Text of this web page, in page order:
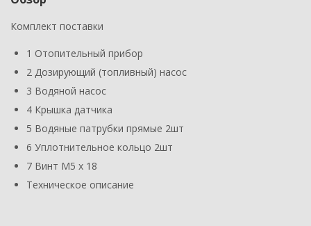
Комплект поставки
1 Отопительный прибор
2 Дозирующий (топливный) насос
3 Водяной насос
4 Крышка датчика
5 Водяные патрубки прямые 2шт
6 Уплотнительное кольцо 2шт
7 Винт M5 x 18
Техническое описание